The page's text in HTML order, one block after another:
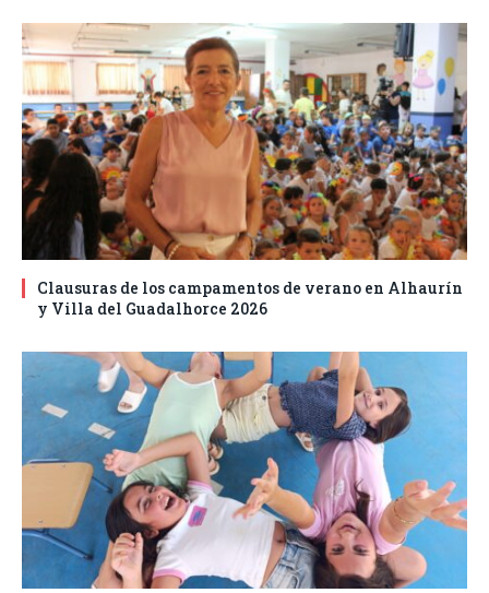
Clausuras de los campamentos de verano en Alhaurín
y Villa del Guadalhorce 2026